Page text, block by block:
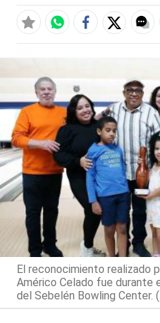
El reconocimiento realizado
Américo Celado fue durante
del Sebelén Bowling Center. (